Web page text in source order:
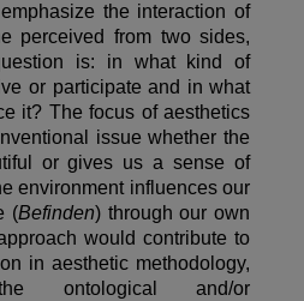
the interaction of
perceived from two sides,
is: in what kind of
or participate and in what
it? The focus of aesthetics
issue whether the
or gives us a sense of
environment influences our
(Befinden) through our own
would contribute to
in aesthetic methodology,
ontological and/or